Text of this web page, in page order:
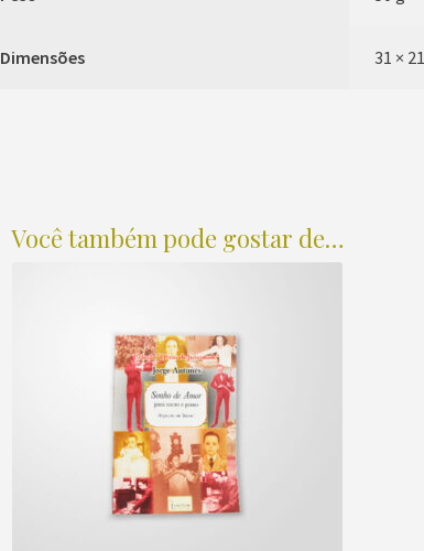
Dimensões 31 ×
Você também pode gostar de…